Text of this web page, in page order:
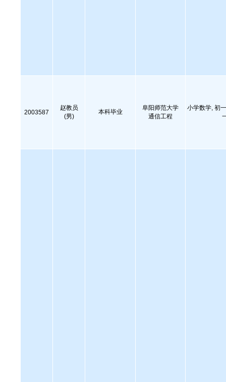
2003587
赵教员
(男)
本科毕业
阜阳师范大学
通信工程
小学数学, 初